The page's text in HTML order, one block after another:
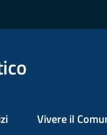
Vivere il
Menu